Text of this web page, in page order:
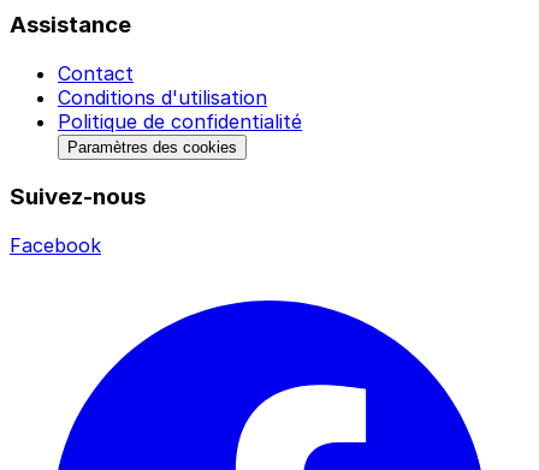
Assistance
Contact
Conditions d'utilisation
Politique de confidentialité
Paramètres des cookies
Suivez-nous
Facebook